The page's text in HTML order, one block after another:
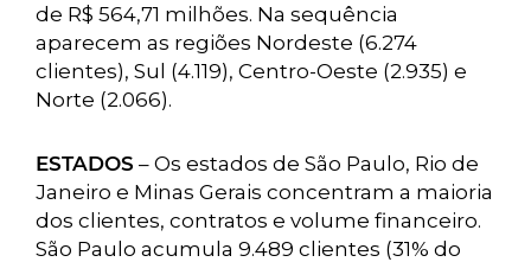
de R$ 564,71 milhões. Na sequência
aparecem as regiões Nordeste (6.274
clientes), Sul (4.119), Centro-Oeste (2.935) e
Norte (2.066).
ESTADOS – Os estados de São Paulo, Rio de
Janeiro e Minas Gerais concentram a maioria
dos clientes, contratos e volume financeiro.
São Paulo acumula 9.489 clientes (31% do